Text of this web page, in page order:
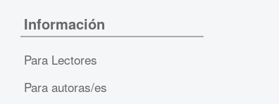
Información
Para Lectores
Para autoras/es